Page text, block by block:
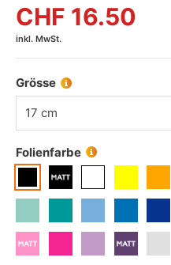
CHF 16.50
inkl. MwSt.
Grösse
17 cm
Folienfarbe